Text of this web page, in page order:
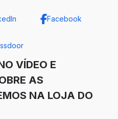
Facebook
VÍDEO E
AS
NA LOJA DO